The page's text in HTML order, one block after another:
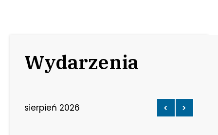
Wydarzenia
sierpień 2026 < >